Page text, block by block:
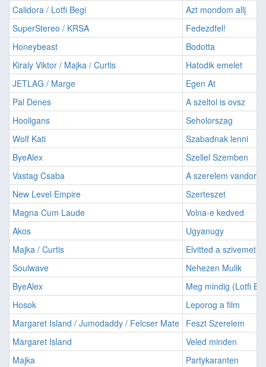
Calidora / Lotfi Begi
Azt mondom allj
SuperStereo / KRSA
Fedezdfel!
Honeybeast
Bodotta
Kiraly Viktor / Majka / Curtis
Hatodik emelet
JETLAG / Marge
Egen At
Pal Denes
A szeltol is ovsz
Hooligans
Seholorszag
Wolf Kati
Szabadnak lenni
ByeAlex
Szellel Szemben
Vastag Csaba
A szerelem vandora
New Level Empire
Szerteszet
Magna Cum Laude
Volna-e kedved
Akos
Ugyanugy
Majka / Curtis
Elvitted a szivemet
Soulwave
Nehezen Mulik
ByeAlex
Meg mindig (Lotfi
Hosok
Leporog a film
Margaret Island / Jumodaddy / Felcser Mate Feszt Szerelem
Margaret Island
Veled minden
Majka
Partykaranten